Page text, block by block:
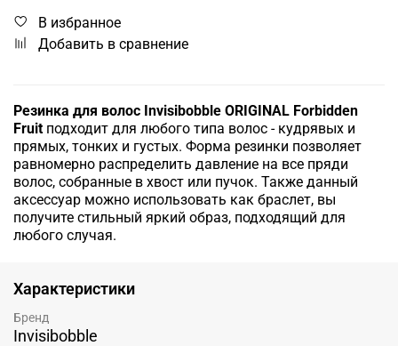
В избранное
Добавить в сравнение
Резинка для волос Invisibobble ORIGINAL Forbidden
Fruit подходит для любого типа волос - кудрявых и
прямых, тонких и густых. Форма резинки позволяет
равномерно распределить давление на все пряди
волос, собранные в хвост или пучок. Также данный
аксессуар можно использовать как браслет, вы
получите стильный яркий образ, подходящий для
любого случая.
Характеристики
Бренд
Invisibobble